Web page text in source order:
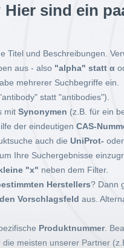
sind ein
Titel und Beschreibungen.
aus - also "alpha" statt α
mehrerer Suchbegriffe ein.
statt "antibodies").
mit Synonymen (z.B. für ein
der eindeutigen CAS-
auch die UniProt-
, um Ihre Suchergebnisse
"x" neben dem Filter.
Herstellers? Dann
Vorschlagsfeld aus.
Produktnummer.
meisten unserer Partner